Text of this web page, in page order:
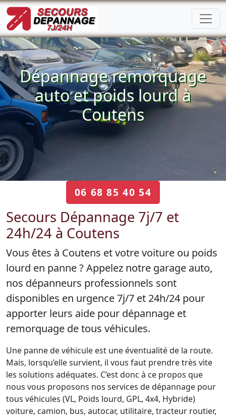
Dépannage remorquage
auto et poids lourd à
Coutens
06 68 85 40 54
Secours Dépannage 7j/7 et
24h/24 à Coutens
Vous êtes à Coutens et votre voiture ou poids
lourd en panne ? Appelez notre garage auto,
nos dépanneurs professionnels sont
disponibles en urgence 7j/7 et 24h/24 pour
apporter leurs aide pour dépannage et
remorquage de tous véhicules.
Une panne de véhicule est une éventualité de la route.
Mais, lorsqu’elle survient, il vous faut prendre très vite
les solutions adéquates. C’est donc à ce propos que
nous vous proposons nos services de dépannage pour
tous véhicules (VL, Poids lourd, GPL, 4x4, Hybride)
voiture, camion, bus, autocar, utilitaire, tracteur routier,